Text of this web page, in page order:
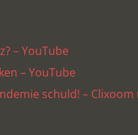
– YouTube
– YouTube
schuld! – Clixoom